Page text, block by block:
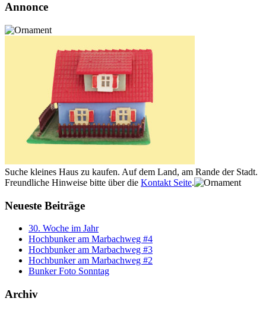
Annonce
Suche kleines Haus zu kaufen. Auf dem Land, am Rande der Stadt.
Freundliche Hinweise bitte über die Kontakt Seite.
Neueste Beiträge
30. Woche im Jahr
Hochbunker am Marbachweg #4
Hochbunker am Marbachweg #3
Hochbunker am Marbachweg #2
Bunker Foto Sonntag
Archiv